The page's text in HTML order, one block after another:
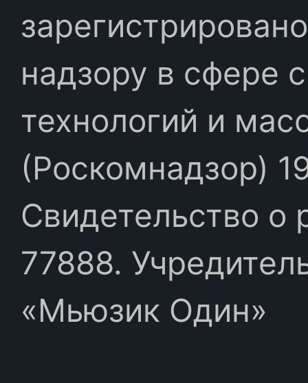
надзору в сфере
технологий и
(Роскомнадзор)
Свидетельство
77888.
«Мьюзик Один»